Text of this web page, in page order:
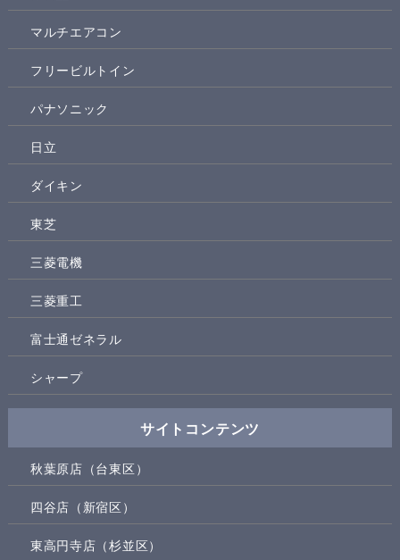
マルチエアコン
フリービルトイン
パナソニック
日立
ダイキン
東芝
三菱電機
三菱重工
富士通ゼネラル
シャープ
サイトコンテンツ
秋葉原店（台東区）
四谷店（新宿区）
東高円寺店（杉並区）